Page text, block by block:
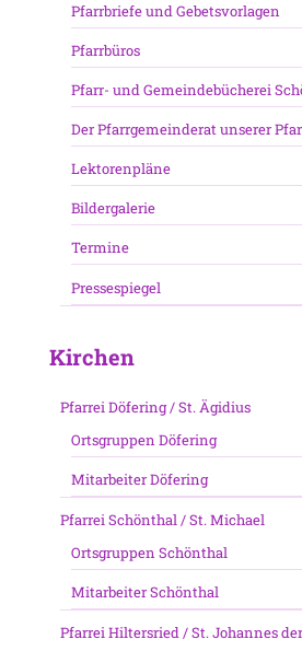
Pfarrbriefe und Gebetsvorlagen
Pfarrbüros
Pfarr- und Gemeindebücherei
Der Pfarrgemeinderat unserer
Lektorenpläne
Bildergalerie
Termine
Pressespiegel
Kirchen
Pfarrei Döfering / St. Ägidius
Ortsgruppen Döfering
Mitarbeiter Döfering
Pfarrei Schönthal / St. Michael
Ortsgruppen Schönthal
Mitarbeiter Schönthal
Pfarrei Hiltersried / St. Johannes